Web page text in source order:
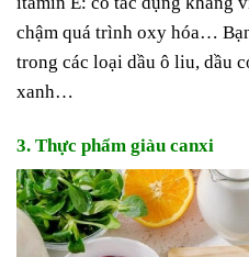
chậm quá trình oxy hóa…
trong các loại dầu ô liu, dầu
xanh…
3. Thực phẩm giàu canxi